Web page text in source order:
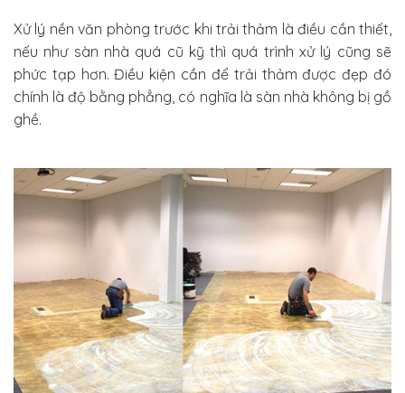
Xử lý nền văn phòng trước khi trải thảm là điều cần thiết,
nếu như sàn nhà quá cũ kỹ thì quá trình xử lý cũng sẽ
phức tạp hơn. Điều kiện cần để trải thảm được đẹp đó
chính là độ bằng phẳng, có nghĩa là sàn nhà không bị gồ
ghề.